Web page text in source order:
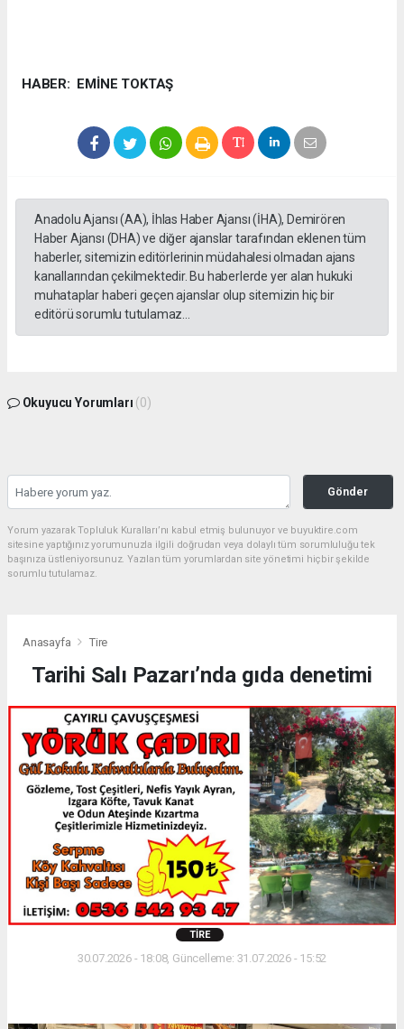
HABER: EMİNE TOKTAŞ
Anadolu Ajansı (AA), İhlas Haber Ajansı (İHA), Demirören
Haber Ajansı (DHA) ve diğer ajanslar tarafından eklenen tüm
haberler, sitemizin editörlerinin müdahalesi olmadan ajans
kanallarından çekilmektedir. Bu haberlerde yer alan hukuki
muhataplar haberi geçen ajanslar olup sitemizin hiç bir
editörü sorumlu tutulamaz...
Okuyucu Yorumları (0)
Gönder
Yorum yazarak Topluluk Kuralları’nı kabul etmiş bulunuyor ve buyuktire.com
sitesine yaptığınız yorumunuzla ilgili doğrudan veya dolaylı tüm sorumluluğu tek
başınıza üstleniyorsunuz. Yazılan tüm yorumlardan site yönetimi hiçbir şekilde
sorumlu tutulamaz.
Anasayfa Tire
Tarihi Salı Pazarı’nda gıda denetimi
TIRE
30.07.2026 - 18:08, Güncelleme: 31.07.2026 - 15:52